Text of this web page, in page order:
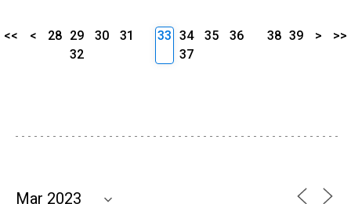
<< < 28 29 30
31
32
33 34 35
36
37
38 39 > >>